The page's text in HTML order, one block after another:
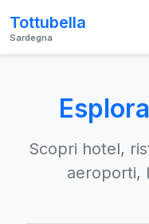
Tottubella
Sardegna
Scopri hotel,
aeroporti,